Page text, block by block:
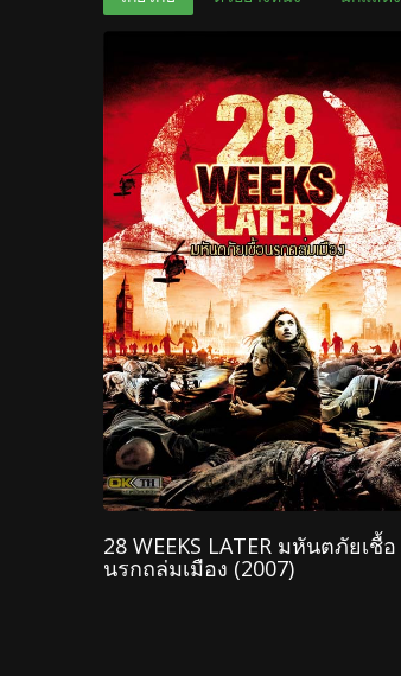
28 WEEKS LATER มหันตภัยเชื้อ
นรกถล่มเมือง (2007)